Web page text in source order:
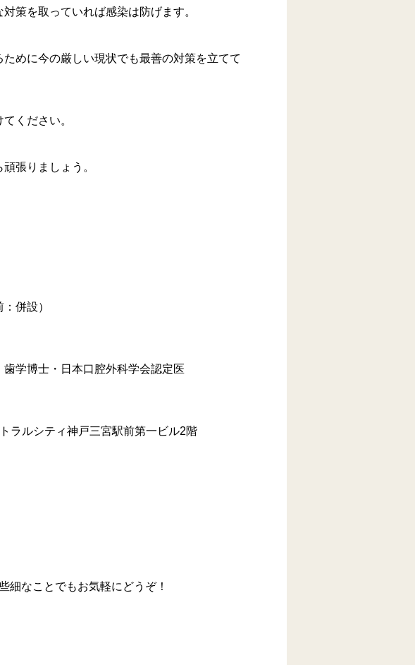
策を取っていれば感染は防げます。
めに今の厳しい現状でも最善の対策を立てて
ください。
張りましょう。
併設）
学博士・日本口腔外科学会認定医
ラルシティ神戸三宮駅前第一ビル2階
細なことでもお気軽にどうぞ！